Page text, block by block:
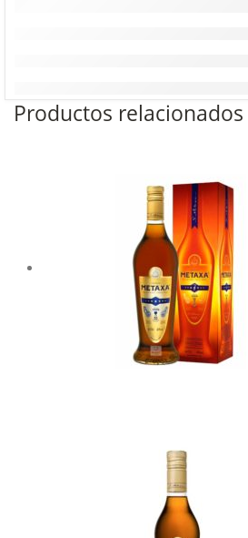
Productos relacionados